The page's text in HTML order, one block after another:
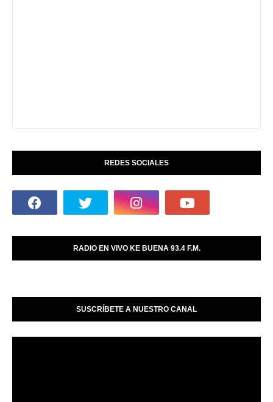
REDES SOCIALES
RADIO EN VIVO KE BUENA 93.4 F.M.
SUSCRÍBETE A NUESTRO CANAL